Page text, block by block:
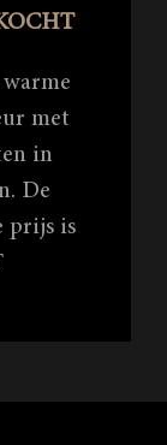
met
in
De
prijs is